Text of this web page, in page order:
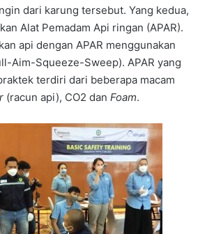
dari karung tersebut. Yang kedua,
Alat Pemadam Api ringan (APAR).
api dengan APAR menggunakan
Aim-Squeeze-Sweep). APAR yang
terdiri dari beberapa macam
(racun api), CO2 dan Foam.